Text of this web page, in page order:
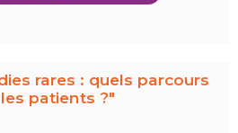
rares : quels parcours
patients ?"